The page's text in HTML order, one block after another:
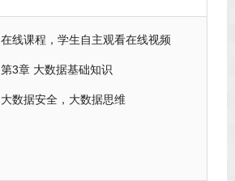
在线课程，学生自主观看在线视频
第3章 大数据基础知识
大数据安全，大数据思维